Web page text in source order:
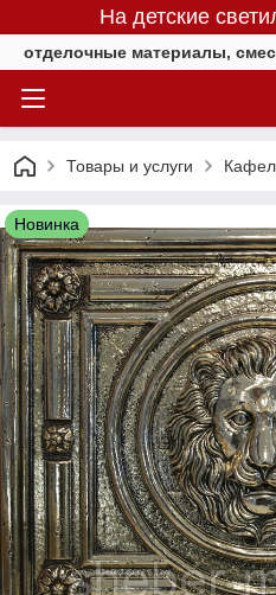
На детские
отделочные материалы,
Товары и услуги
Новинка